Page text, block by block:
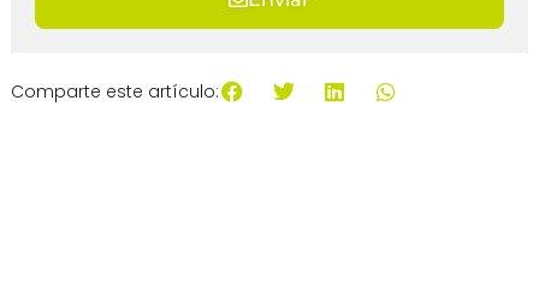
Comparte este artículo: